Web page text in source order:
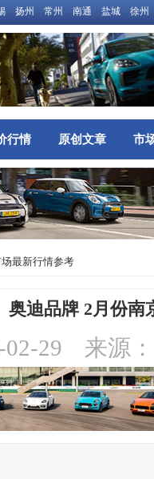
扬州 常州 南通 盐城 徐州
行情 原创文章 市
最新行情参考
奥迪品牌 2月份南
02-29 来源